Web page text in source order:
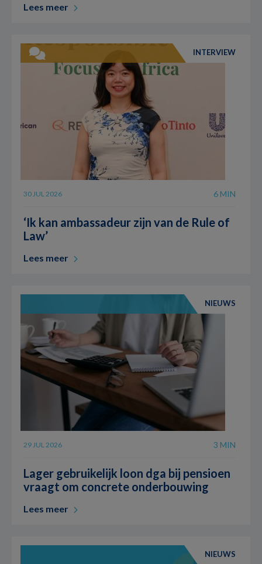
Lees meer
INTERVIEW
30 JUL 2026 6 MIN
‘Ik kan ambassadeur zijn van de Rule of
Law’
Lees meer
NIEUWS
29 JUL 2026 3 MIN
Lager gebruikelijk loon dga bij pensioen
vraagt om concrete onderbouwing
Lees meer
NIEUWS